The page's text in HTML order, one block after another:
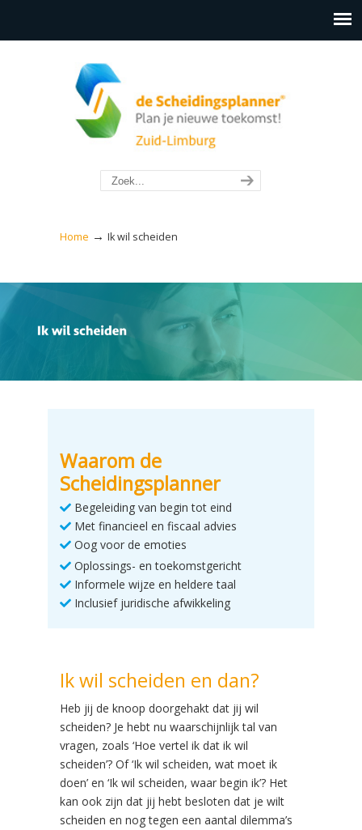
Home → Ik wil scheiden
Waarom de
Scheidingsplanner
Begeleiding van begin tot eind
Met financieel en fiscaal advies
Oog voor de emoties
Oplossings- en toekomstgericht
Informele wijze en heldere taal
Inclusief juridische afwikkeling
Ik wil scheiden en dan?
Heb jij de knoop doorgehakt dat jij wil
scheiden? Je hebt nu waarschijnlijk tal van
vragen, zoals ‘Hoe vertel ik dat ik wil
scheiden’? Of ‘Ik wil scheiden, wat moet ik
doen’ en ‘Ik wil scheiden, waar begin ik’? Het
kan ook zijn dat jij hebt besloten dat je wilt
scheiden en nog tegen een aantal dilemma’s